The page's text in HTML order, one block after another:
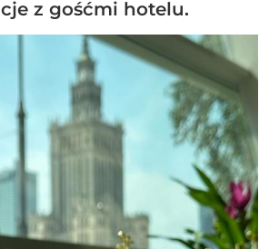
z gośćmi hotelu.